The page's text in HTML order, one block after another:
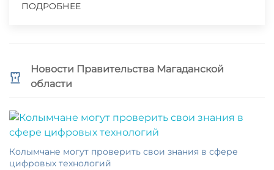
ПОДРОБНЕЕ
Новости Правительства Магаданской
области
Колымчане могут проверить свои знания в сфере
цифровых технологий